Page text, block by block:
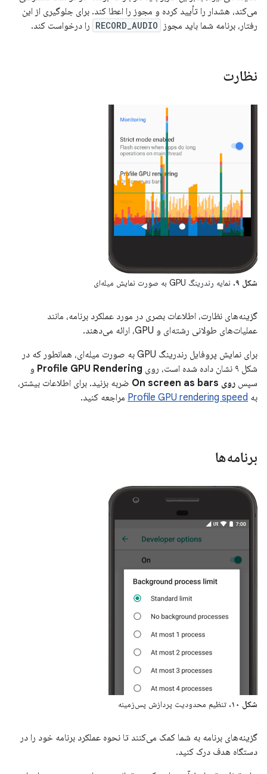
می‌کند، هشدار را تأیید کرده و مجوز را اعطا کند. برای جلوگیری از این
رفتار، برنامه شما باید مجوز
RECORD_AUDIO را درخواست کند.
نظارت
شکل ۹. نمایه رندرینگ GPU به صورت نمایش میله‌ای
گزینه‌های نظارت، اطلاعات بصری در مورد عملکرد برنامه، مانند
عملیات‌های طولانی رشته‌ای و GPU، ارائه می‌دهند.
برای نمایش پروفایل رندرینگ GPU به صورت میله‌ای، همانطور که در
شکل ۹ نشان داده شده است، روی
Profile GPU Rendering و
سپس روی On screen as bars
ضربه بزنید. برای اطلاعات بیشتر،
به Profile GPU rendering speed مراجعه کنید.
برنامه‌ها
شکل ۱۰. تنظیم محدودیت پردازش پس‌زمینه
گزینه‌های برنامه به شما کمک می‌کنند تا نحوه عملکرد برنامه خود را در
دستگاه هدف درک کنید.